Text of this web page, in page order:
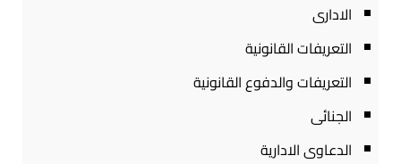
الادارى
التعريفات القانونية
التعريفات والدفوع القانونية
الجنائى
الدعاوى الادارية